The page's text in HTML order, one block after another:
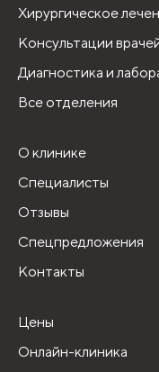
Хирургическое
Консультации
Диагностика и
Все отделения
О клинике
Специалисты
Отзывы
Спецпредложения
Контакты
Цены
Онлайн-клиника